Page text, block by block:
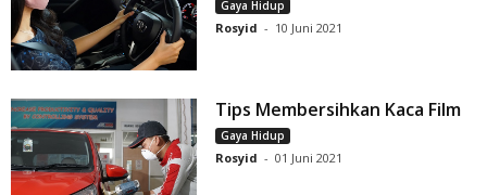
Gaya Hidup
Rosyid - 10 Juni 2021
Tips Membersihkan Kaca Film
Gaya Hidup
Rosyid - 01 Juni 2021